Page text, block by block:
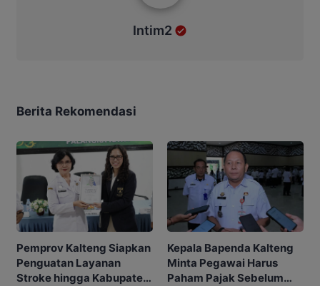
Intim2
Berita Rekomendasi
Pemprov Kalteng Siapkan
Penguatan Layanan
Stroke hingga Kabupaten
Kepala Bapenda Kalteng
Minta Pegawai Harus
Paham Pajak Sebelum